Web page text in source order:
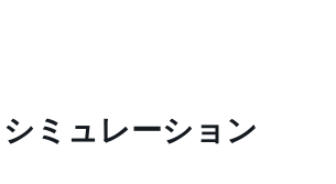
ミュレーション